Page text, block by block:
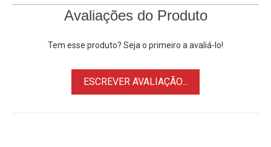
Avaliações do Produto
Tem esse produto? Seja o primeiro a avaliá-lo!
ESCREVER AVALIAÇÃO...